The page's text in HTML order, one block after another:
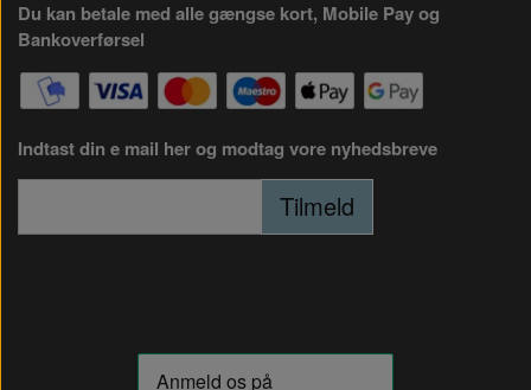
Du kan betale med alle gængse kort, Mobile Pay og
Bankoverførsel
Indtast din e mail her og modtag vore nyhedsbreve
Tilmeld